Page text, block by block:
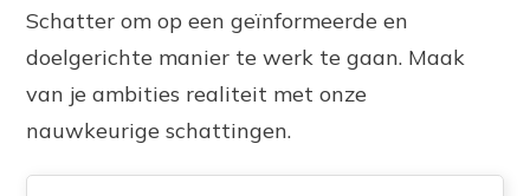
Schatter om op een geïnformeerde en
doelgerichte manier te werk te gaan. Maak
van je ambities realiteit met onze
nauwkeurige schattingen.